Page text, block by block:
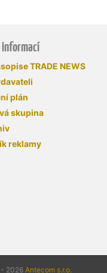
TRADE NEWS
plán
skupina
reklamy
2026 Antecom s.r.o.